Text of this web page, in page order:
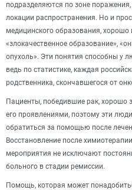
подразделяются по зоне
локации распространения. Но и
медицинского образования, хорошо
«злокачественное образование»,
опухоль». Эти понятия способны у
ведь по статистике, каждая
родственника, скончавшегося от
Пациенты, победившие рак,
его проявлениями, поэтому эти
обратиться за помощью после
Восстановление после
мероприятия не исключают
больного в стадии ремиссии.
Помощь, которая может